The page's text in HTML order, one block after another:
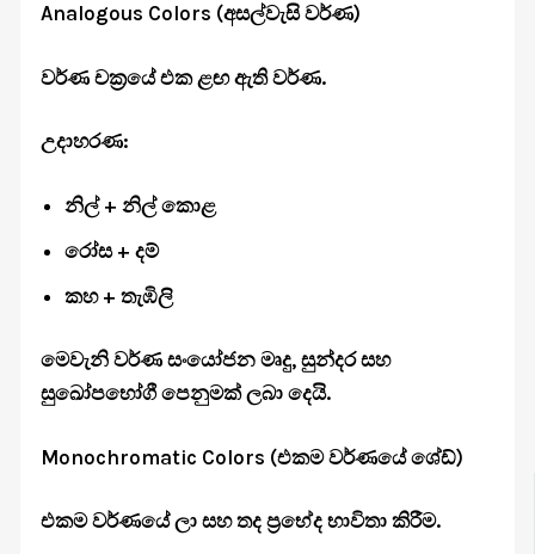
Analogous Colors (අසල්වැසි වර්ණ)
වර්ණ චක්‍රයේ එක ළඟ ඇති වර්ණ.
උදාහරණ:
නිල් + නිල් කොළ
රෝස + දම්
කහ + තැඹිලි
මෙවැනි වර්ණ සංයෝජන මෘදු, සුන්දර සහ
සුඛෝපභෝගී පෙනුමක් ලබා දෙයි.
Monochromatic Colors (එකම වර්ණයේ ශේඩ්)
එකම වර්ණයේ ලා සහ තද ප්‍රභේද භාවිතා කිරීම.